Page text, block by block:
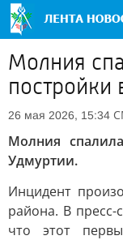
Молния
постройки
26 мая 2026, 15:34
Молния
Удмуртии.
Инцидент
района. В
что этот